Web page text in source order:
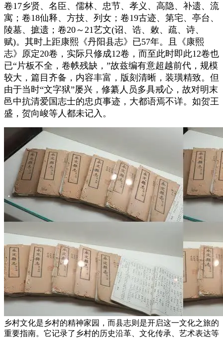
卷17乡贤、名臣、儒林、忠节、孝义、高隐、补遗、流
寓；卷18仙释、方技、列女；卷19古迹、第宅、亭台、
陵墓、摭遗；卷20～21艺文(诏、诰、敕、疏、诗、
赋)。其时上距康熙《丹阳县志》已57年。且《康熙
志》原定20卷，实际只修成12卷，而至此时即此12卷也
已“片板不全，卷帙残缺，”故兹编有意超越前代，规模
较大，篇目齐备，内容丰富，版刻清晰，装璜精致。但
由于当时“文字狱”屡兴，修纂人员多具戒心，故对明末
邑中抗清爱国志士的忠贞事迹，大都语焉不详。如贺王
盛，贺向峻等人都未记入。
乡村文化是乡村的精神家园，而县志则是开启这一文化之旅的
重要指南。它记录了乡村的历史沿革、文化传承、艺术表达等